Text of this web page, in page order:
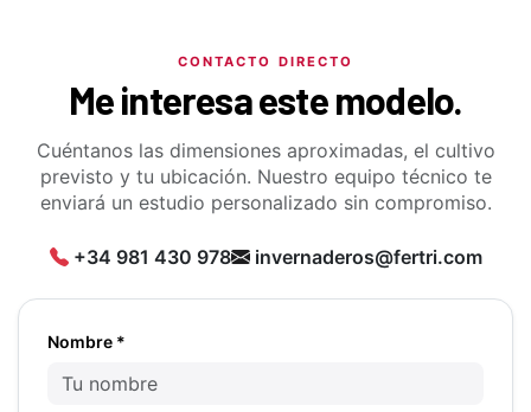
CONTACTO DIRECTO
Me interesa este modelo.
Cuéntanos las dimensiones aproximadas, el cultivo
previsto y tu ubicación. Nuestro equipo técnico te
enviará un estudio personalizado sin compromiso.
+34 981 430 978 invernaderos@fertri.com
Nombre *